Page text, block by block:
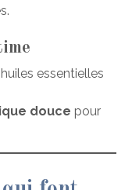
essentielles
douce pour